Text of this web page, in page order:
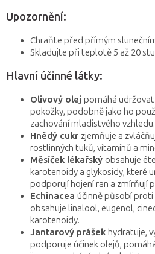
Upozornění:
Chraňte před přímým
Skladujte při teplotě 5 až 20
Hlavní účinné látky:
Olivový olej pomáhá
pokožky, podobně jako ho
zachování mladistvého vzhledu.
Hnědý cukr zjemňuje a
rostlinných tuků, vitamínů a
Měsíček lékařský obsahuje
karotenoidy a glykosidy, které
podporují hojení ran a zmírňují
Echinacea účinně působí proti
obsahuje linalool, eugenol,
karotenoidy.
Jantarový prášek hydratuje,
podporuje účinek olejů,